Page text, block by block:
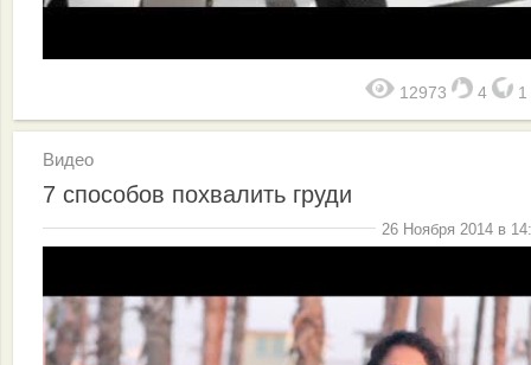
12973 4 1
Видео
7 способов похвалить груди
26 Ноября 2014 в